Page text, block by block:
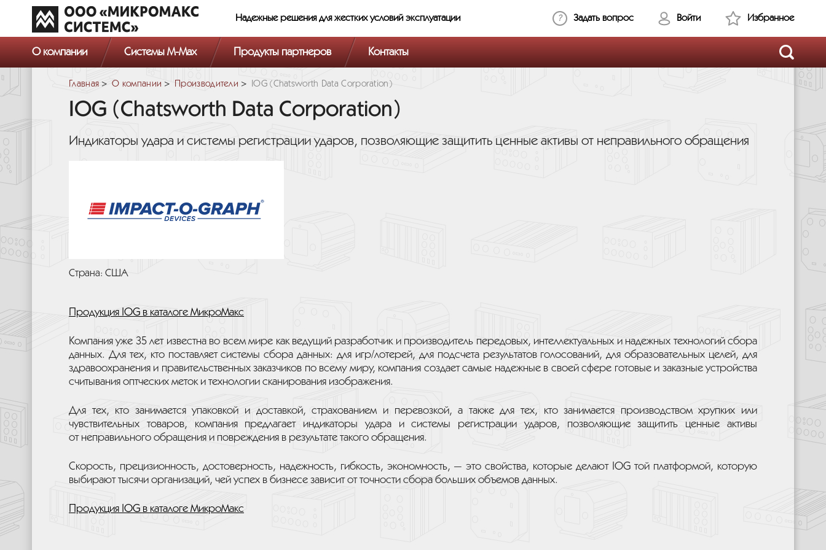
Надежные решения для жестких условий эксплуатации Задать вопрос Войти Избранное
О компании Системы M-Max Продукты партнеров Контакты
Главная О компании Производители IOG (Chatsworth Data Corporation)
IOG (Chatsworth Data Corporation)
Индикаторы удара и системы регистрации ударов, позволяющие защитить ценные активы от неправильного обращения
Страна: США
Продукция IOG в каталоге МикроМакс
Компания уже 35 лет известна во всем мире как ведущий разработчик и производитель передовых, интеллектуальных и надежных технологий сбора
данных. Для тех, кто поставляет системы сбора данных: для игр/лотерей, для подсчета результатов голосований, для образовательных целей, для
здравоохранения и правительственных заказчиков по всему миру, компания создает самые надежные в своей сфере готовые и заказные устройства
считывания оптческих меток и технологии сканирования изображения.
Для тех, кто занимается упаковкой и доставкой, страхованием и перевозкой, а также для тех, кто занимается производством хрупких или
чувствительных товаров, компания предлагает индикаторы удара и системы регистрации ударов, позволяющие защитить ценные активы
от неправильного обращения и повреждения в результате такого обращения.
Скорость, прецизионность, достоверность, надежность, гибкость, экономность, — это свойства, которые делают IOG той платформой, которую
выбирают тысячи организаций, чей успех в бизнесе зависит от точности сбора больших объемов данных.
Продукция IOG в каталоге МикроМакс